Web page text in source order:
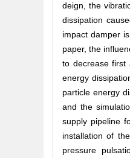
deign, the
dissipation
impact damper
paper, the
to decrease first
energy
particle energy
and the
supply pipeline
installation of
pressure